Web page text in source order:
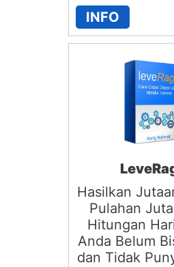
INFO
Hasilkan
Pulahan
Hitungan
Anda Belum
dan Tidak